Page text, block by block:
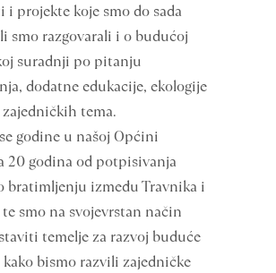
i projekte koje smo do sada
smo razgovarali i o budućoj
suradnji po pitanju
dodatne edukacije, ekologije
tema.
godine u našoj Općini
20 godina od potpisivanja
bratimljenju između Travnika i
smo na svojevrstan način
temelje za razvoj buduće
kako bismo razvili zajedničke